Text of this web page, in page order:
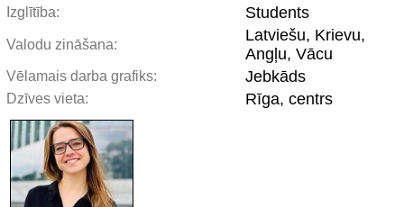
Izglītība: Students
Valodu zināšana:
Latviešu, Krievu,
Angļu, Vācu
Vēlamais darba grafiks: Jebkāds
Dzīves vieta: Rīga, centrs